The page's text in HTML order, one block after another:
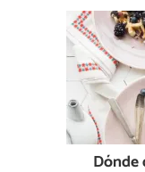
Dónde